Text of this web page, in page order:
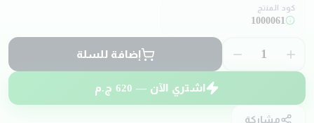
كود المنتج
1000061
1 إضافة للسلة
اشتري الآن — 620 ج.م
مشاركة